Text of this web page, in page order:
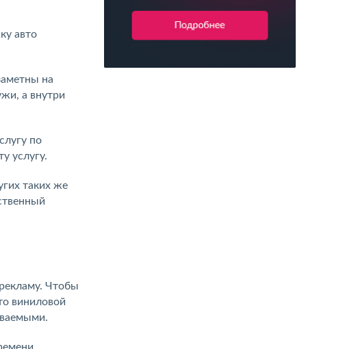
авто
на
а внутри
по
услугу.
таких же
Чтобы
виниловой